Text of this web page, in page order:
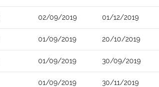
02/09/2019 01/12/2019
01/09/2019 20/10/2019
01/09/2019 30/09/2019
01/09/2019 30/11/2019